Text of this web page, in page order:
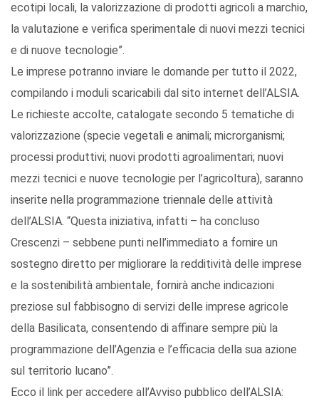
ecotipi locali, la valorizzazione di prodotti agricoli a marchio,
la valutazione e verifica sperimentale di nuovi mezzi tecnici
e di nuove tecnologie”.
Le imprese potranno inviare le domande per tutto il 2022,
compilando i moduli scaricabili dal sito internet dell’ALSIA.
Le richieste accolte, catalogate secondo 5 tematiche di
valorizzazione (specie vegetali e animali; microrganismi;
processi produttivi; nuovi prodotti agroalimentari; nuovi
mezzi tecnici e nuove tecnologie per l’agricoltura), saranno
inserite nella programmazione triennale delle attività
dell’ALSIA. “Questa iniziativa, infatti – ha concluso
Crescenzi – sebbene punti nell’immediato a fornire un
sostegno diretto per migliorare la redditività delle imprese
e la sostenibilità ambientale, fornirà anche indicazioni
preziose sul fabbisogno di servizi delle imprese agricole
della Basilicata, consentendo di affinare sempre più la
programmazione dell’Agenzia e l’efficacia della sua azione
sul territorio lucano”.
Ecco il link per accedere all’Avviso pubblico dell’ALSIA: